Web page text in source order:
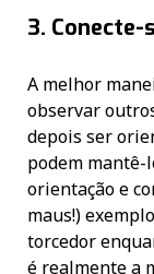
3. Conecte-
A melhor
observar
depois ser
podem mantê-
orientação e
maus!)
torcedor
é realmente a